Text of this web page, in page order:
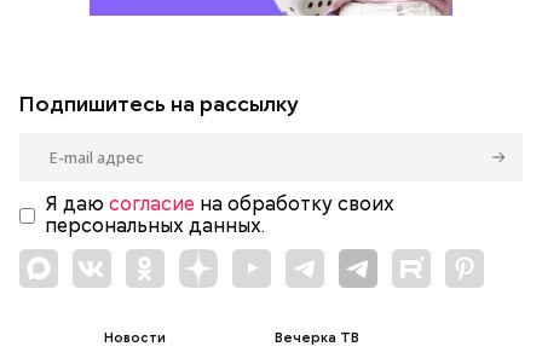
Подпишитесь на рассылку
Я даю согласие на обработку своих
персональных данных.
Новости
Вечерка ТВ